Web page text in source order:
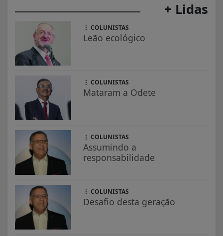
+ Lidas
COLUNISTAS
Leão ecológico
COLUNISTAS
Mataram a Odete
COLUNISTAS
Assumindo a
responsabilidade
COLUNISTAS
Desafio desta geração